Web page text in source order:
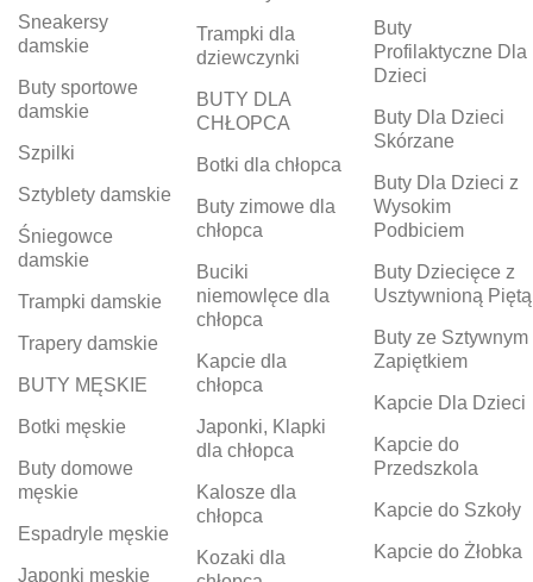
Sneakersy
damskie
Buty sportowe
damskie
Szpilki
Sztyblety damskie
Śniegowce
damskie
Trampki damskie
Trapery damskie
BUTY MĘSKIE
Botki męskie
Buty domowe
męskie
Espadryle męskie
Japonki męskie
Trampki dla
dziewczynki
BUTY DLA
CHŁOPCA
Botki dla chłopca
Buty zimowe dla
chłopca
Buciki
niemowlęce dla
chłopca
Kapcie dla
chłopca
Japonki, Klapki
dla chłopca
Kalosze dla
chłopca
Kozaki dla
Buty
Profilaktyczne Dla
Dzieci
Buty Dla Dzieci
Skórzane
Buty Dla Dzieci z
Wysokim
Podbiciem
Buty Dziecięce z
Usztywnioną Piętą
Buty ze Sztywnym
Zapiętkiem
Kapcie Dla Dzieci
Kapcie do
Przedszkola
Kapcie do Szkoły
Kapcie do Żłobka